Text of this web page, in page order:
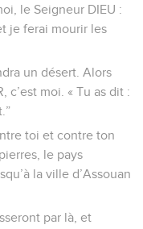
le Seigneur DIEU :
je ferai mourir les
un désert. Alors
c’est moi. « Tu as dit :
toi et contre ton
le pays
la ville d’Assouan
par là, et